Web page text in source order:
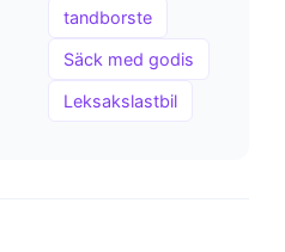
tandborste
Säck med godis
Leksakslastbil